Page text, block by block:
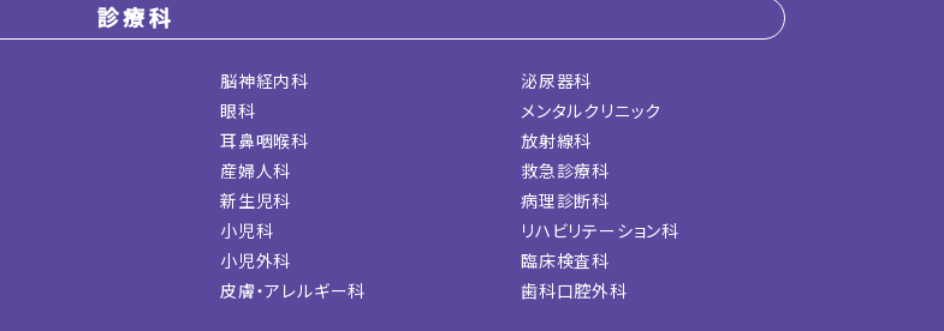
診療科
脳神経内科
眼科
耳鼻咽喉科
産婦人科
新生児科
小児科
小児外科
皮膚・アレルギー科
泌尿器科
メンタルクリニック
放射線科
救急診療科
病理診断科
リハビリテーション科
臨床検査科
歯科口腔外科